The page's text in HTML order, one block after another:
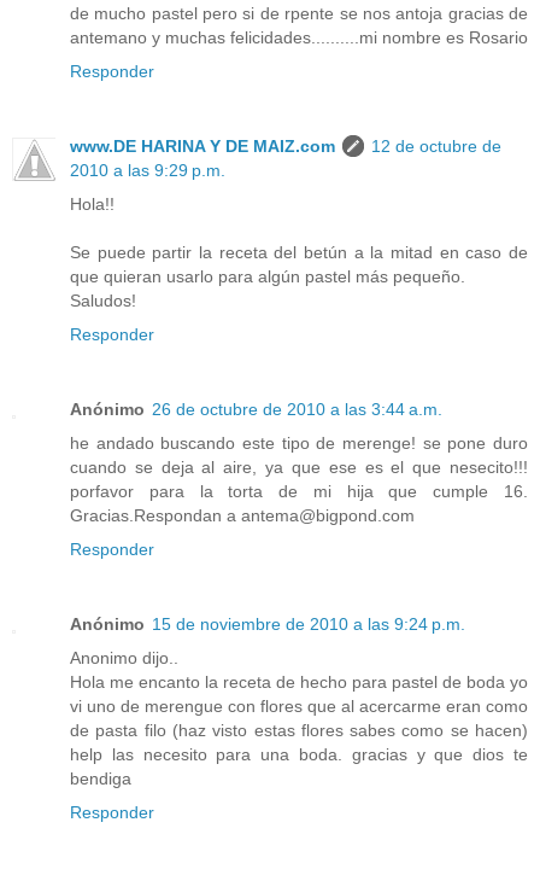
de mucho pastel pero si de rpente se nos antoja gracias de
antemano y muchas felicidades..........mi nombre es Rosario
Responder
www.DE HARINA Y DE MAIZ.com
12 de octubre de
2010 a las 9:29 p.m.
Hola!!
Se puede partir la receta del betún a la mitad en caso de
que quieran usarlo para algún pastel más pequeño.
Saludos!
Responder
Anónimo 26 de octubre de 2010 a las 3:44 a.m.
he andado buscando este tipo de merenge! se pone duro
cuando se deja al aire, ya que ese es el que nesecito!!!
porfavor para la torta de mi hija que cumple 16.
Gracias.Respondan a antema@bigpond.com
Responder
Anónimo 15 de noviembre de 2010 a las 9:24 p.m.
Anonimo dijo..
Hola me encanto la receta de hecho para pastel de boda yo
vi uno de merengue con flores que al acercarme eran como
de pasta filo (haz visto estas flores sabes como se hacen)
help las necesito para una boda. gracias y que dios te
bendiga
Responder